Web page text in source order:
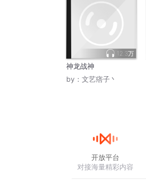
12.3万
神龙战神
by： 文艺痞子丶
开放平台
对接海量精彩内容